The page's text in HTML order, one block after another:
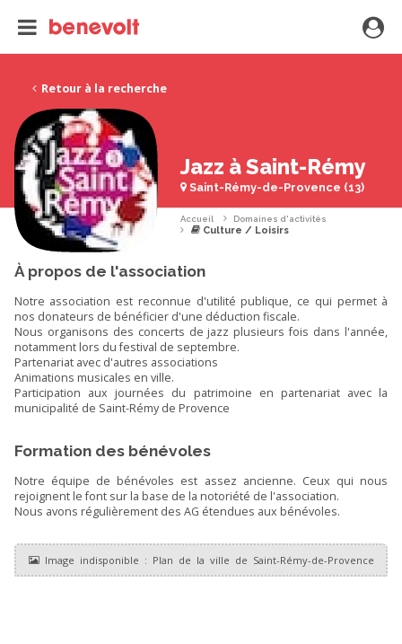
Retour à la recherche
Jazz à Saint-Rémy
Saint-Rémy-de-Provence (13)
Accueil Domaines d'activités
Culture / Loisirs
À propos de l'association
Notre association est reconnue d'utilité publique, ce qui permet à
nos donateurs de bénéficier d'une déduction fiscale.
Nous organisons des concerts de jazz plusieurs fois dans l'année,
notamment lors du festival de septembre.
Partenariat avec d'autres associations
Animations musicales en ville.
Participation aux journées du patrimoine en partenariat avec la
municipalité de Saint-Rémy de Provence
Formation des bénévoles
Notre équipe de bénévoles est assez ancienne. Ceux qui nous
rejoignent le font sur la base de la notoriété de l'association.
Nous avons régulièrement des AG étendues aux bénévoles.